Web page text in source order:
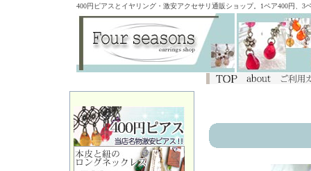
400円ピアスとイヤリング・激安アクセサリ通販ショップ。1ペア400円、